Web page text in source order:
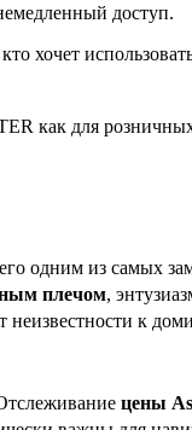
доступ.
хочет
как для
одним из самых
плечом,
неизвестности к
цены